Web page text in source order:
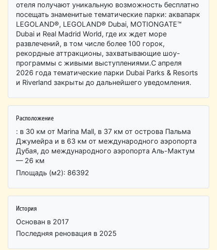
отеля получают уникальную возможность бесплатно
посещать знаменитые тематические парки: аквапарк
LEGOLAND®, LEGOLAND® Dubai, MOTIONGATE™
Dubai и Real Madrid World, где их ждет море
развлечений, в том числе более 100 горок,
рекордные аттракционы, захватывающие шоу-
программы с живыми выступлениями.С апреля
2026 года тематические парки Dubai Parks & Resorts
и Riverland закрыты до дальнейшего уведомления.
Расположение
: в 30 км от Marina Mall, в 37 км от острова Пальма
Джумейра и в 63 км от международного аэропорта
Дубая, до международного аэропорта Аль-Мактум
— 26 км
Площадь (м2): 86392
История
Основан в 2017
Последняя реновация в 2025